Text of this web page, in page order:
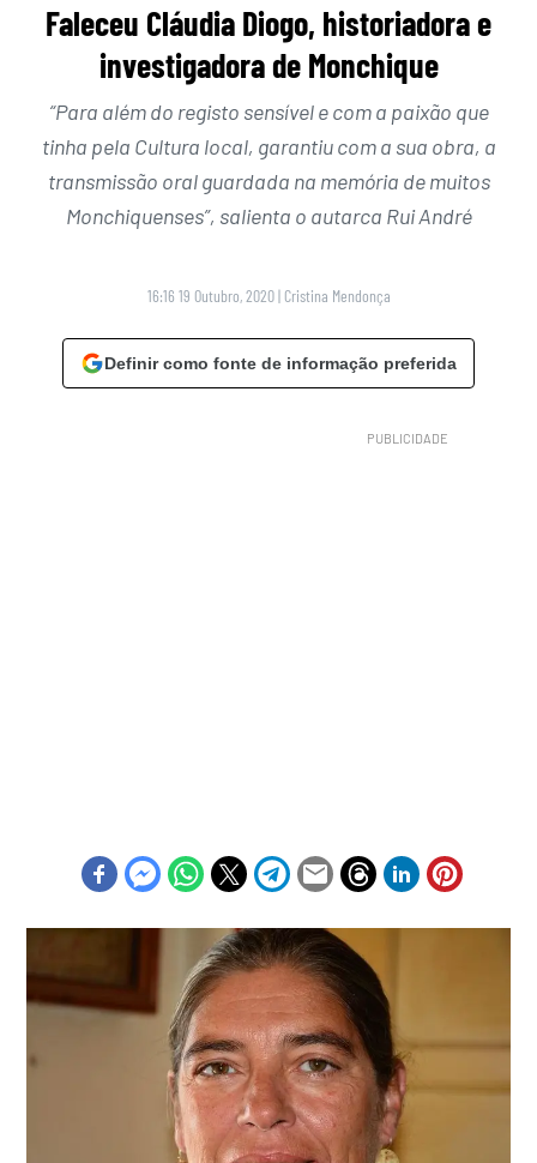
Faleceu Cláudia Diogo, historiadora e
investigadora de Monchique
“Para além do registo sensível e com a paixão que
tinha pela Cultura local, garantiu com a sua obra, a
transmissão oral guardada na memória de muitos
Monchiquenses”, salienta o autarca Rui André
16:16 19 Outubro, 2020 | Cristina Mendonça
Definir como fonte de informação preferida